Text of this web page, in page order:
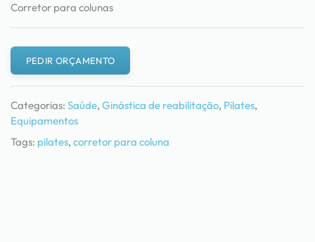
Corretor para colunas
PEDIR ORÇAMENTO
Categorias: Saúde, Ginástica de reabilitação, Pilates,
Equipamentos
Tags: pilates, corretor para coluna